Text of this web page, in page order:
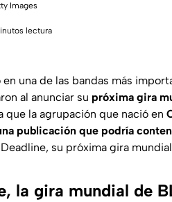
Images
lectura
una de las bandas más
al anunciar su próxima gira
que la agrupación que nació en
publicación que podría
su próxima gira
la gira mundial de